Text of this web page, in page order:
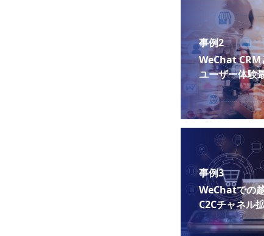
事例2
WeChat CRM
ユーザー体験
事例3
WeChatでの
C2Cチャネル